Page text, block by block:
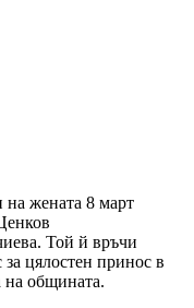
жената 8 март
Той й връчи
за цялостен принос в
на общината.